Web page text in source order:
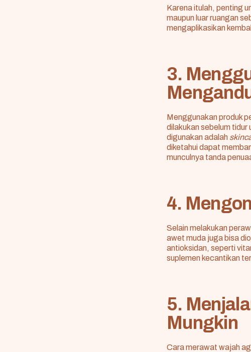
Karena itulah, penting
maupun luar ruangan
mengaplikasikan
3.
Menggunakan produk
dilakukan sebelum tidur
digunakan adalah
diketahui dapat
munculnya tanda
4.
Selain melakukan
awet muda juga bisa
antioksidan, seperti
suplemen kecantikan
5.
Mungkin
Cara merawat wajah